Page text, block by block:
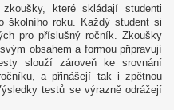
které skládají studenti
školního roku. Každý student si
pro příslušný ročník. Zkoušky
obsahem a formou připravují
slouží zároveň ke srovnání
a přinášejí tak i zpětnou
testů se výrazně odrážejí